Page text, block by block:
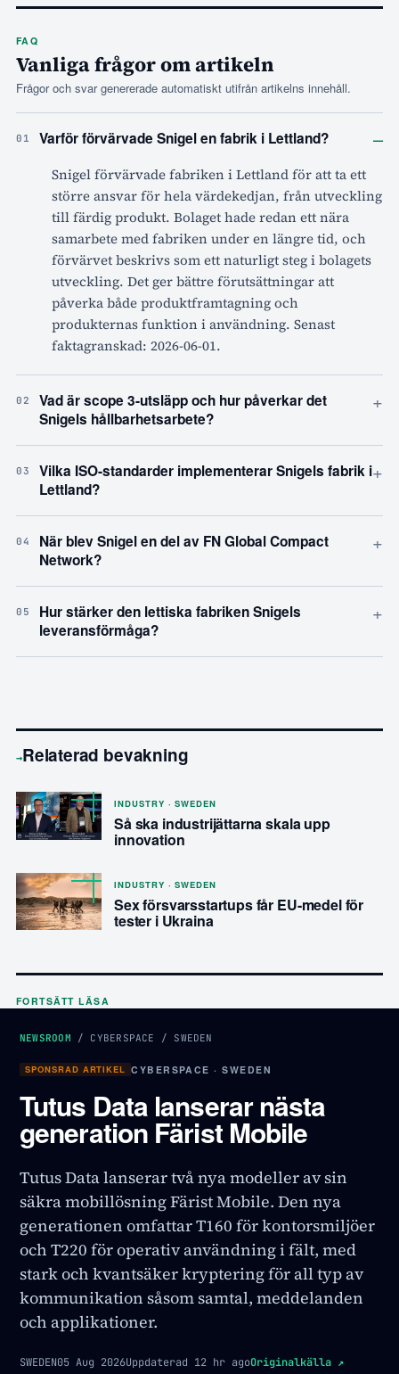
FAQ
Vanliga frågor om artikeln
Frågor och svar genererade automatiskt utifrån artikelns innehåll.
01 Varför förvärvade Snigel en fabrik i Lettland? –
Snigel förvärvade fabriken i Lettland för att ta ett
större ansvar för hela värdekedjan, från utveckling
till färdig produkt. Bolaget hade redan ett nära
samarbete med fabriken under en längre tid, och
förvärvet beskrivs som ett naturligt steg i bolagets
utveckling. Det ger bättre förutsättningar att
påverka både produktframtagning och
produkternas funktion i användning. Senast
faktagranskad: 2026-06-01.
02
Vad är scope 3-utsläpp och hur påverkar det
Snigels hållbarhetsarbete?
+
03
Vilka ISO-standarder implementerar Snigels fabrik i
Lettland?
+
04
När blev Snigel en del av FN Global Compact
Network?
+
05
Hur stärker den lettiska fabriken Snigels
leveransförmåga?
+
→Relaterad bevakning
INDUSTRY · SWEDEN
Så ska industrijättarna skala upp
innovation
INDUSTRY · SWEDEN
Sex försvarsstartups får EU-medel för
tester i Ukraina
FORTSÄTT LÄSA
NEWSROOM / CYBERSPACE / SWEDEN
SPONSRAD ARTIKEL CYBERSPACE · SWEDEN
Tutus Data lanserar nästa
generation Färist Mobile
Tutus Data lanserar två nya modeller av sin
säkra mobillösning Färist Mobile. Den nya
generationen omfattar T160 för kontorsmiljöer
och T220 för operativ användning i fält, med
stark och kvantsäker kryptering för all typ av
kommunikation såsom samtal, meddelanden
och applikationer.
SWEDEN05 Aug 2026Uppdaterad 12 hr agoOriginalkälla ↗